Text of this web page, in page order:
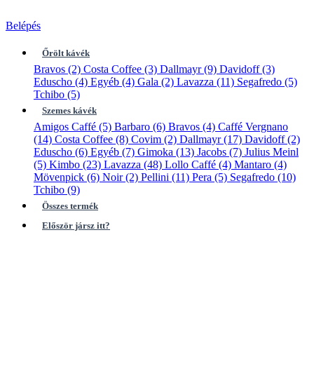
Belépés
Őrölt kávék
Bravos (2) Costa Coffee (3) Dallmayr(9) Davidoff(3)
Eduscho (4) Egyéb (4) Gala (2) Lavazza (11) Segafredo (5)
Tchibo (5)
Szemes kávék
Amigos Caffé (5) Barbaro (6) Bravos (4) Caffé Vergnano
(14) Costa Coffee (8) Covim (2) Dallmayr(17) Davidoff(2)
Eduscho (6) Egyéb (7) Gimoka (13) Jacobs (7) Julius Meinl
(5) Kimbo (23) Lavazza (48) Lollo Caffé (4) Mantaro (4)
Mövenpick (6) Noir(2) Pellini (11) Pera (5) Segafredo (10)
Tchibo (9)
Összes termék
Először jársz itt?